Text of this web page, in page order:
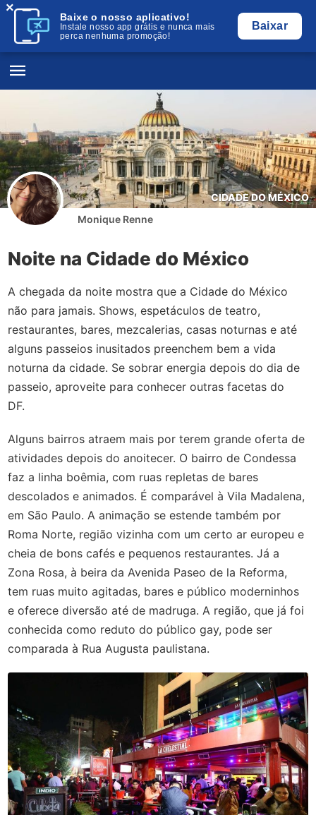
Baixe o nosso aplicativo!
Instale nosso app grátis e nunca mais
perca nenhuma promoção!
Baixar
×
CIDADE DO MÉXICO
Monique Renne
Noite na Cidade do México
A chegada da noite mostra que a Cidade do México
não para jamais. Shows, espetáculos de teatro,
restaurantes, bares, mezcalerias, casas noturnas e até
alguns passeios inusitados preenchem bem a vida
noturna da cidade. Se sobrar energia depois do dia de
passeio, aproveite para conhecer outras facetas do
DF.
Alguns bairros atraem mais por terem grande oferta de
atividades depois do anoitecer. O bairro de Condessa
faz a linha boêmia, com ruas repletas de bares
descolados e animados. É comparável à Vila Madalena,
em São Paulo. A animação se estende também por
Roma Norte, região vizinha com um certo ar europeu e
cheia de bons cafés e pequenos restaurantes. Já a
Zona Rosa, à beira da Avenida Paseo de la Reforma,
tem ruas muito agitadas, bares e público moderninhos
e oferece diversão até de madruga. A região, que já foi
conhecida como reduto do público gay, pode ser
comparada à Rua Augusta paulistana.